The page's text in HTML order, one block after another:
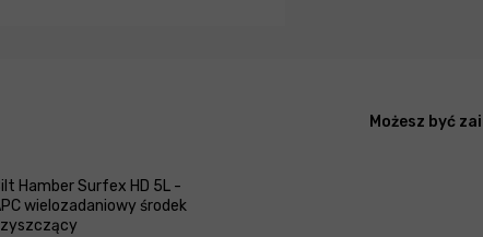
Możesz być
Hamber Surfex HD 5L -
wielozadaniowy środek